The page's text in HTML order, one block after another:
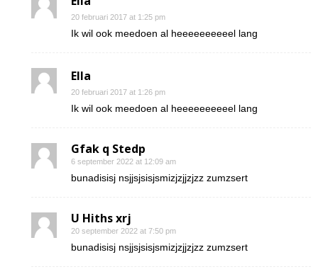
20 februari 2017 at 1:25 pm
Ik wil ook meedoen al heeeeeeeeeel lang
Ella
20 februari 2017 at 1:26 pm
Ik wil ook meedoen al heeeeeeeeeel lang
Gfak q Stedp
6 september 2022 at 12:09 am
bunadisisj nsjjsjsisjsmizjzjjzjzz zumzsert
U Hiths xrj
20 september 2022 at 7:50 pm
bunadisisj nsjjsjsisjsmizjzjjzjzz zumzsert